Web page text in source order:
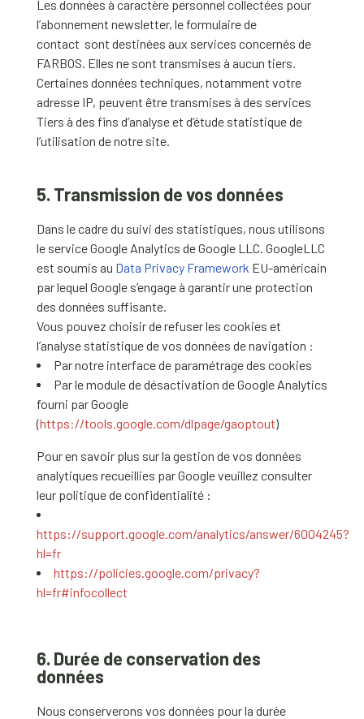
Les données à caractère personnel collectées pour
l’abonnement newsletter, le formulaire de
contact sont destinées aux services concernés de
FARBOS. Elles ne sont transmises à aucun tiers.
Certaines données techniques, notamment votre
adresse IP, peuvent être transmises à des services
Tiers à des fins d’analyse et d’étude statistique de
l’utilisation de notre site.
5. Transmission de vos données
Dans le cadre du suivi des statistiques, nous utilisons
le service Google Analytics de Google LLC. GoogleLLC
est soumis au Data Privacy Framework EU-américain
par lequel Google s’engage à garantir une protection
des données suffisante.
Vous pouvez choisir de refuser les cookies et
l’analyse statistique de vos données de navigation :
Par notre interface de paramétrage des cookies
Par le module de désactivation de Google Analytics
fourni par Google
(https://tools.google.com/dlpage/gaoptout)
Pour en savoir plus sur la gestion de vos données
analytiques recueillies par Google veuillez consulter
leur politique de confidentialité :
https://support.google.com/analytics/answer/6004245?
hl=fr
https://policies.google.com/privacy?
hl=fr#infocollect
6. Durée de conservation des
données
Nous conserverons vos données pour la durée